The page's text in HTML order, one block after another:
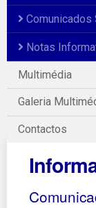
Notas
Multimédia
Galeria
Contactos